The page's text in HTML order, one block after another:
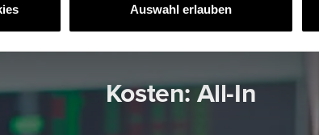
Auswahl erlauben
Kosten: All-In